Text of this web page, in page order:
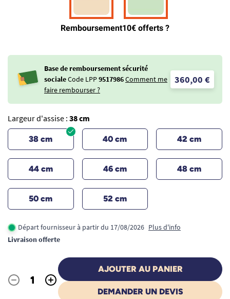
Base de remboursement sécurité
socialeCode LPP9517986Comment me
faire rembourser ?
360,00 €
Largeur d'assise : 38 cm
38 cm 40 cm 42 cm
44 cm 46 cm 48 cm
50 cm 52 cm
Départ fournisseur à partir du 17/08/2026 Plus d'info
Livraison offerte
Quantité
- +
AJOUTER AU PANIER
DEMANDER UN DEVIS